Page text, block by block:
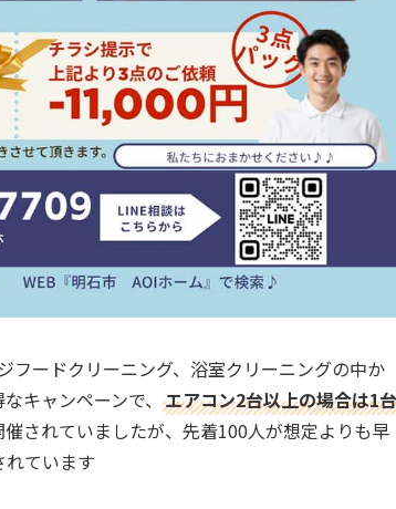
フードクリーニング、浴室クリーニングの中か
キャンペーンで、 エアコン2台以上の場合は1台
されていましたが、先着100人が想定よりも早
れています